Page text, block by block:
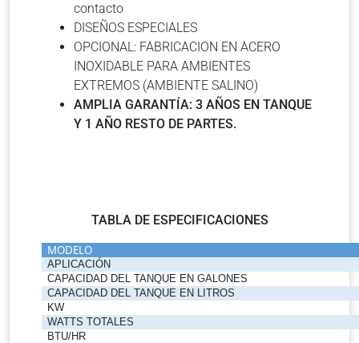
contacto
DISEÑOS ESPECIALES
OPCIONAL: FABRICACION EN ACERO
INOXIDABLE PARA AMBIENTES
EXTREMOS (AMBIENTE SALINO)
AMPLIA GARANTÍA: 3 AÑOS EN TANQUE
Y 1 AÑO RESTO DE PARTES.
TABLA DE ESPECIFICACIONES
MODELO
APLICACIÓN
CAPACIDAD DEL TANQUE EN GALONES
CAPACIDAD DEL TANQUE EN LITROS
KW
WATTS TOTALES
BTU/HR